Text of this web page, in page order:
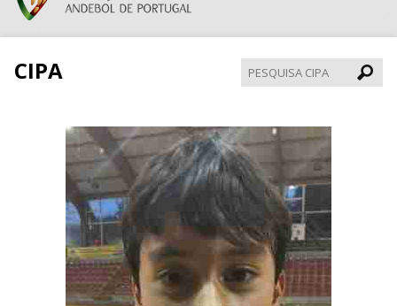
CIPA
CIPA